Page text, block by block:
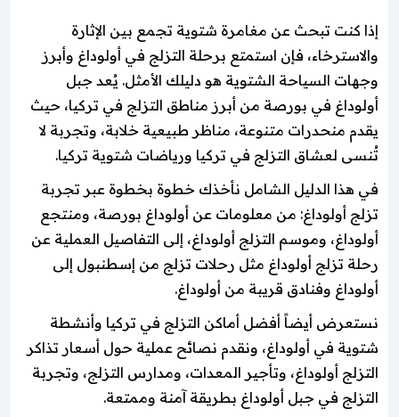
إذا كنت تبحث عن مغامرة شتوية تجمع بين الإثارة
والاسترخاء، فإن استمتع برحلة التزلج في أولوداغ وأبرز
وجهات السياحة الشتوية هو دليلك الأمثل. يُعد جبل
أولوداغ في بورصة من أبرز مناطق التزلج في تركيا، حيث
يقدم منحدرات متنوعة، مناظر طبيعية خلابة، وتجربة لا
تُنسى لعشاق التزلج في تركيا ورياضات شتوية تركيا.
في هذا الدليل الشامل نأخذك خطوة بخطوة عبر تجربة
تزلج أولوداغ: من معلومات عن أولوداغ بورصة، ومنتجع
أولوداغ، وموسم التزلج أولوداغ، إلى التفاصيل العملية عن
رحلة تزلج أولوداغ مثل رحلات تزلج من إسطنبول إلى
أولوداغ وفنادق قريبة من أولوداغ.
نستعرض أيضاً أفضل أماكن التزلج في تركيا وأنشطة
شتوية في أولوداغ، ونقدم نصائح عملية حول أسعار تذاكر
التزلج أولوداغ، وتأجير المعدات، ومدارس التزلج، وتجربة
التزلج في جبل أولوداغ بطريقة آمنة وممتعة.